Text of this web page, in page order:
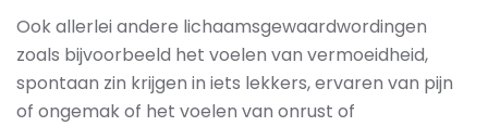
Ook allerlei andere lichaamsgewaardwordingen
zoals bijvoorbeeld het voelen van vermoeidheid,
spontaan zin krijgen in iets lekkers, ervaren van pijn
of ongemak of het voelen van onrust of